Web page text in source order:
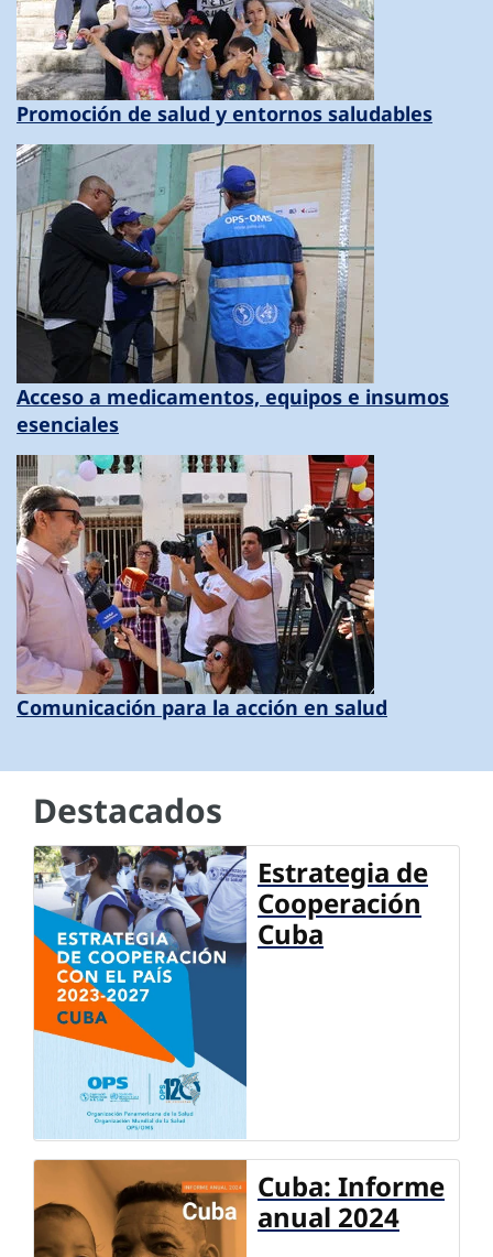
Promoción de salud y entornos saludables
Acceso a medicamentos, equipos e insumos
esenciales
Comunicación para la acción en salud
Destacados
Estrategia de
Cooperación
Cuba
Cuba: Informe
anual 2024